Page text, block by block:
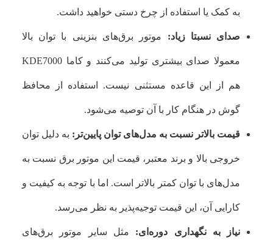
به کمک یا استفاده از چرخ دستی خواهید داشت.
صدای نسبتا زیاد: موتور برق‌های بنزینی با توان بالا
معمولا صدای بیشتری تولید می‌کنند و کاما KDE7000
هم از این قاعده مستثنی نیست. استفاده از محافظ
گوش در هنگام کار با آن توصیه می‌شود.
قیمت بالاتر نسبت به مدل‌های توان پایین‌تر: به دلیل توان
خروجی بالا و برند معتبر، قیمت این موتور برق نسبت به
مدل‌های با توان کمتر بالاتر است. اما با توجه به کیفیت و
کارایی آن، این قیمت توجیه‌پذیر به نظر می‌رسد.
نیاز به نگهداری دوره‌ای: مثل سایر موتور برق‌های